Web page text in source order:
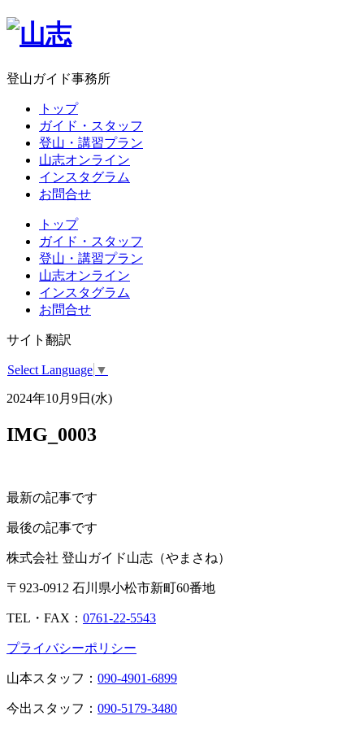
登山ガイド事務所
トップ
ガイド・スタッフ
登山・講習プラン
山志オンライン
インスタグラム
お問合せ
トップ
ガイド・スタッフ
登山・講習プラン
山志オンライン
インスタグラム
お問合せ
サイト翻訳
Select Language ▼
2024年10月9日(水)
IMG_0003
最新の記事です
最後の記事です
株式会社 登山ガイド山志（やまさね）
〒923-0912 石川県小松市新町60番地
TEL・FAX： 0761-22-5543
プライバシーポリシー
山本スタッフ： 090-4901-6899
今出スタッフ： 090-5179-3480